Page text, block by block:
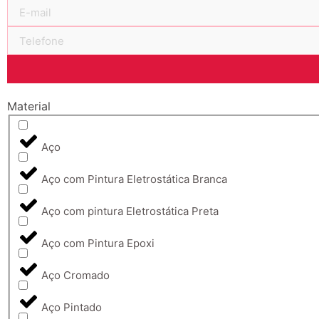
Material
Aço
Aço com Pintura Eletrostática Branca
Aço com pintura Eletrostática Preta
Aço com Pintura Epoxi
Aço Cromado
Aço Pintado